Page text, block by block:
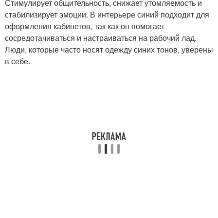
Стимулирует общительность, снижает утомляемость и
стабилизирует эмоции. В интерьере синий подходит для
оформления кабинетов, так как он помогает
сосредотачиваться и настраиваться на рабочий лад.
Люди, которые часто носят одежду синих тонов, уверены
в себе.